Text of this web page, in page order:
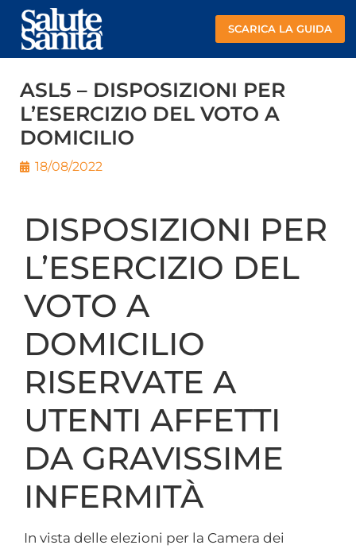
SCARICA LA GUIDA
ASL5 – DISPOSIZIONI PER
L’ESERCIZIO DEL VOTO A
DOMICILIO
18/08/2022
DISPOSIZIONI PER
L’ESERCIZIO DEL
VOTO A
DOMICILIO
RISERVATE A
UTENTI AFFETTI
DA GRAVISSIME
INFERMITÀ
In vista delle elezioni per la Camera dei